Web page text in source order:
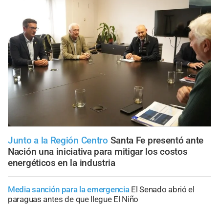
Junto a la Región Centro Santa Fe presentó ante
Nación una iniciativa para mitigar los costos
energéticos en la industria
Media sanción para la emergencia El Senado abrió el
paraguas antes de que llegue El Niño